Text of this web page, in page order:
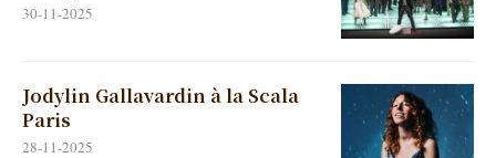
30-11-2025
Jodylin Gallavardin à la Scala
Paris
28-11-2025